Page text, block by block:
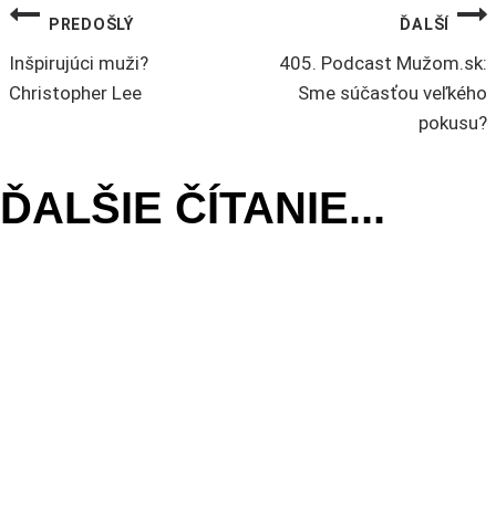
NAVIGÁCIA
V
PREDOŠLÝ
Inšpirujúci muži?
Christopher Lee
ĎALŠÍ
405. Podcast Mužom.sk:
Sme súčasťou veľkého
pokusu?
ĎALŠIE ČÍTANIE...